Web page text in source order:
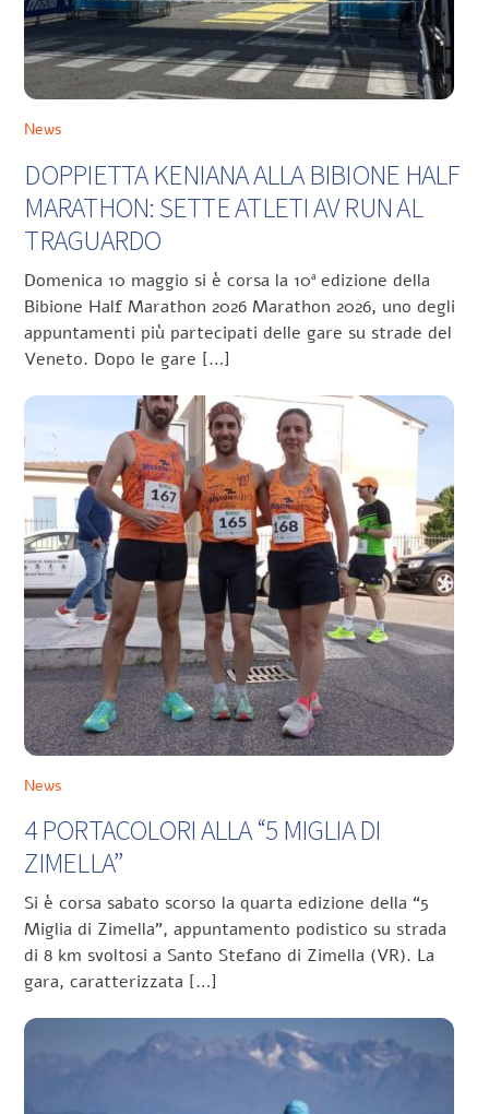
News
DOPPIETTA KENIANA ALLA BIBIONE HALF
MARATHON: SETTE ATLETI AV RUN AL
TRAGUARDO
Domenica 10 maggio si è corsa la 10ª edizione della
Bibione Half Marathon 2026 Marathon 2026, uno degli
appuntamenti più partecipati delle gare su strade del
Veneto. Dopo le gare […]
News
4 PORTACOLORI ALLA “5 MIGLIA DI
ZIMELLA”
Si è corsa sabato scorso la quarta edizione della “5
Miglia di Zimella”, appuntamento podistico su strada
di 8 km svoltosi a Santo Stefano di Zimella (VR). La
gara, caratterizzata […]